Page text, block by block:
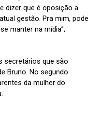
dizer que é oposição a
gestão. Pra mim, pode
manter na mídia”,
secretários que são
Bruno. No segundo
da mulher do